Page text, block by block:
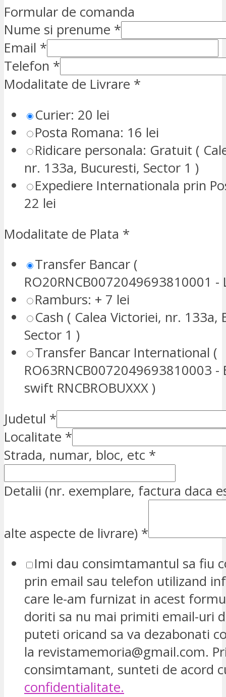
Formular de comanda
Nume si prenume *
Email *
Telefon *
Modalitate de Livrare *
Curier: 20 lei
Posta Romana: 16 lei
Ridicare personala: Gratuit (
nr. 133a, Bucuresti, Sector 1 )
Expediere Internationala prin
22 lei
Modalitate de Plata *
Transfer Bancar (
RO20RNCB0072049693810001 -
Ramburs: + 7 lei
Cash ( Calea Victoriei, nr. 133a,
Sector 1 )
Transfer Bancar International (
RO63RNCB0072049693810003 -
swift RNCBROBUXXX )
Judetul *
Localitate *
Strada, numar, bloc, etc *
Detalii (nr. exemplare, factura daca
alte aspecte de livrare) *
Imi dau consimtamantul sa fiu
prin email sau telefon utilizand
care le-am furnizat in acest
doriti sa nu mai primiti email-uri
puteti oricand sa va dezabonati
la revistamemoria@gmail.com.
consimtamant, sunteti de acord
confidentialitate.